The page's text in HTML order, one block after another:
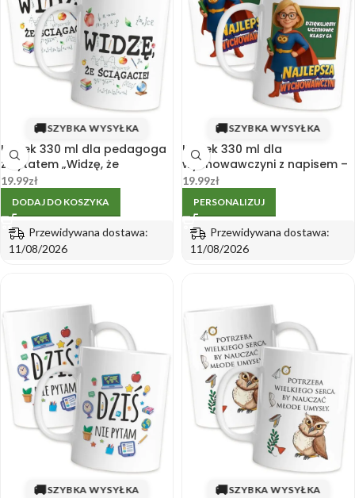
🚚SZYBKA WYSYŁKA
Kubek 330 ml dla pedagoga
z cytatem „Widzę, że
ściągacie!”
19.99zł
DODAJ DO KOSZYKA
Przewidywana dostawa:
11/08/2026
🚚SZYBKA WYSYŁKA
Kubek 330 ml dla
wychowawczyni z napisem –
personalizacja
19.99zł
PERSONALIZUJ
Przewidywana dostawa:
11/08/2026
🚚SZYBKA WYSYŁKA 🚚SZYBKA WYSYŁKA